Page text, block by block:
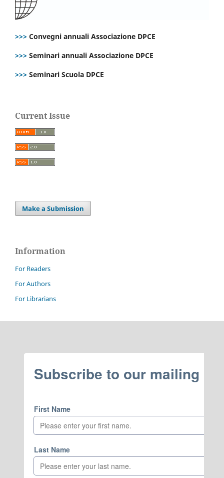
>>> Convegni annuali Associazione DPCE
>>> Seminari annuali Associazione DPCE
>>> Seminari Scuola DPCE
Current Issue
Make a Submission
Information
For Readers
For Authors
For Librarians